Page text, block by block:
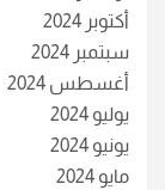
أكتوبر 2024
سبتمبر 2024
أغسطس 2024
يوليو 2024
يونيو 2024
مايو 2024